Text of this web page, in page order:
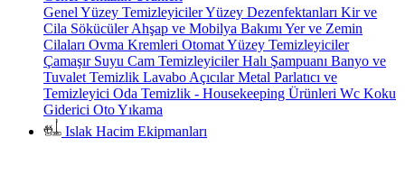
Genel Yüzey TemizleyicilerYüzey Dezenfektanları Kir ve
Cila SökücülerAhşap ve Mobilya Bakımı Yer ve Zemin
Cilaları Ovma Kremleri Otomat Yüzey Temizleyiciler
Çamaşır Suyu Cam TemizleyicilerHalı Şampuanı Banyo ve
Tuvalet Temizlik Lavabo AçıcılarMetal Parlatıcı ve
Temizleyici Oda Temizlik - Housekeeping Ürünleri Wc Koku
Giderici Oto Yıkama
Islak Hacim Ekipmanları